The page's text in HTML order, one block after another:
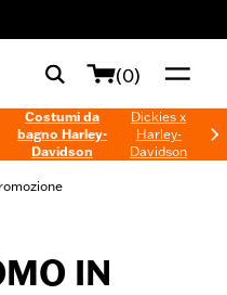
(0)
Costumi da
bagno Harley-
Davidson
Dickies x
Harley-
Davidson
IN